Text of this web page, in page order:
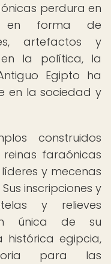
perdura en
en forma de
artefactos y
en la política, la
Egipto ha
en la sociedad y
construidos
faraónicas
y mecenas
inscripciones y
y relieves
única de su
egipcia,
para las